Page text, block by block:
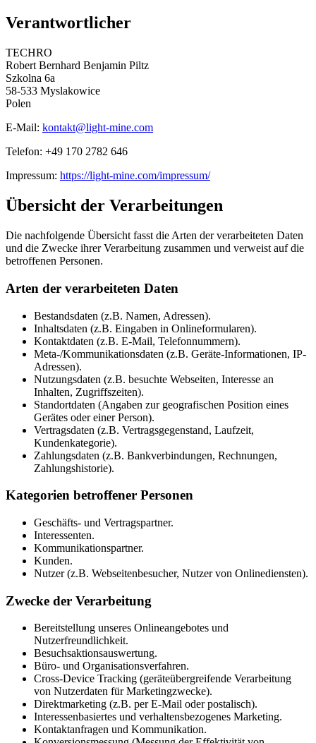
Verantwortlicher
TECHRO
Robert Bernhard Benjamin Piltz
Szkolna 6a
58-533 Myslakowice
Polen
E-Mail: kontakt@light-mine.com
Telefon: +49 170 2782 646
Impressum: https://light-mine.com/impressum/
Übersicht der Verarbeitungen
Die nachfolgende Übersicht fasst die Arten der verarbeiteten Daten
und die Zwecke ihrer Verarbeitung zusammen und verweist auf die
betroffenen Personen.
Arten der verarbeiteten Daten
Bestandsdaten (z.B. Namen, Adressen).
Inhaltsdaten (z.B. Eingaben in Onlineformularen).
Kontaktdaten (z.B. E-Mail, Telefonnummern).
Meta-/Kommunikationsdaten (z.B. Geräte-Informationen, IP-
Adressen).
Nutzungsdaten (z.B. besuchte Webseiten, Interesse an
Inhalten, Zugriffszeiten).
Standortdaten (Angaben zur geografischen Position eines
Gerätes oder einer Person).
Vertragsdaten (z.B. Vertragsgegenstand, Laufzeit,
Kundenkategorie).
Zahlungsdaten (z.B. Bankverbindungen, Rechnungen,
Zahlungshistorie).
Kategorien betroffener Personen
Geschäfts- und Vertragspartner.
Interessenten.
Kommunikationspartner.
Kunden.
Nutzer (z.B. Webseitenbesucher, Nutzer von Onlinediensten).
Zwecke der Verarbeitung
Bereitstellung unseres Onlineangebotes und
Nutzerfreundlichkeit.
Besuchsaktionsauswertung.
Büro- und Organisationsverfahren.
Cross-Device Tracking (geräteübergreifende Verarbeitung
von Nutzerdaten für Marketingzwecke).
Direktmarketing (z.B. per E-Mail oder postalisch).
Interessenbasiertes und verhaltensbezogenes Marketing.
Kontaktanfragen und Kommunikation.